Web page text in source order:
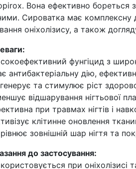
Вона ефективно бореться
Сироватка має комплексну
оніхолізису, а також
фунгіцид з
антибактеріальну дію,
та стимулює ріст
відшарування нігтьової
при травмах нігтів і
клітинне оновлення
зовнішній шар нігтя та
до застосування:
при оніхолізисі